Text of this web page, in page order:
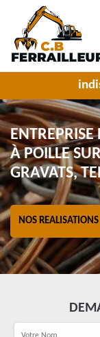
À POILLE
GRAVATS,
NOS REALISATIONS